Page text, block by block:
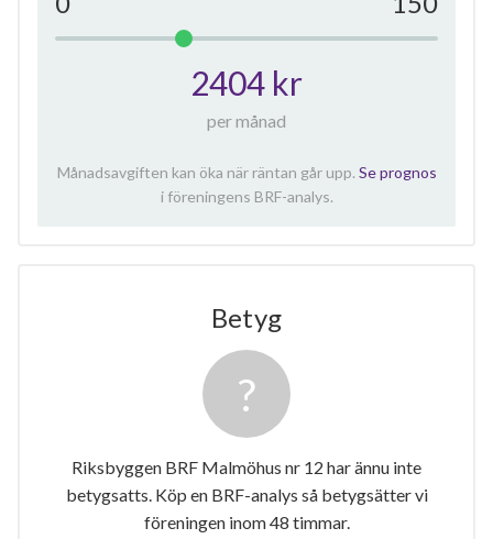
2404 kr
per månad
Månadsavgiften kan öka när räntan går upp. Se prognos
i föreningens BRF-analys.
Betyg
Riksbyggen BRF Malmöhus nr 12 har ännu inte
betygsatts. Köp en BRF-analys så betygsätter vi
föreningen inom 48 timmar.